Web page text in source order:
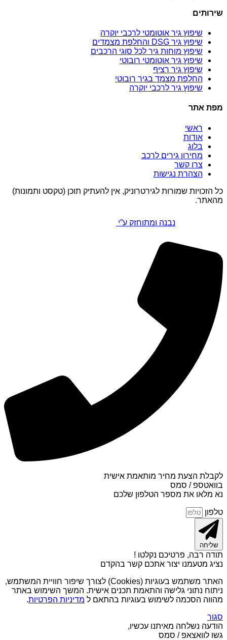
שירותים
שיפוץ גיר אוטומטי לרכבי יוקרה
שיפוץ גיר DSG והחלפת מצמדים
שיפוץ מוחות גיר לכל סוגי הרכבים
שיפוץ גיר אוטומטי רובוטי
שיפוץ גיר רציף
החלפת מצמד בגיר רובוטי
שיפוץ גיר לרכבי יוקרה
מפת אתר
ראשי
אודות
בלוג
מחירון גירים לרכב
צרו קשר
הצהרת נגישות
כל הזכויות שמורות לגירטרוניק, אין להעתיק תוכן (טקסט ותמונות)
מהאתר.
נבנה ומתוחזק ע”י
לקבלת הצעת מחיר מותאמת אישית
בוואטספ / סמס
נא מלאו את מספר הטלפון שלכם
טלפון
שליחה
תודה רבה, פרטיכם נקלטו !
נציג מטעמנו יצור אתכם קשר בהקדם
האתר משתמש בעוגיות (Cookies) לצורך שיפור חוויית המשתמש,
ניתוח נתוני גלישה והתאמת תכנים אישית. המשך השימוש באתר
מהווה הסכמה לשימוש בעוגיות בהתאם ל מדיניות הפרטיות.
סגור
הודעה נשלחה מאיתנו עכשיו,
גשו לוואצאפ / סמס